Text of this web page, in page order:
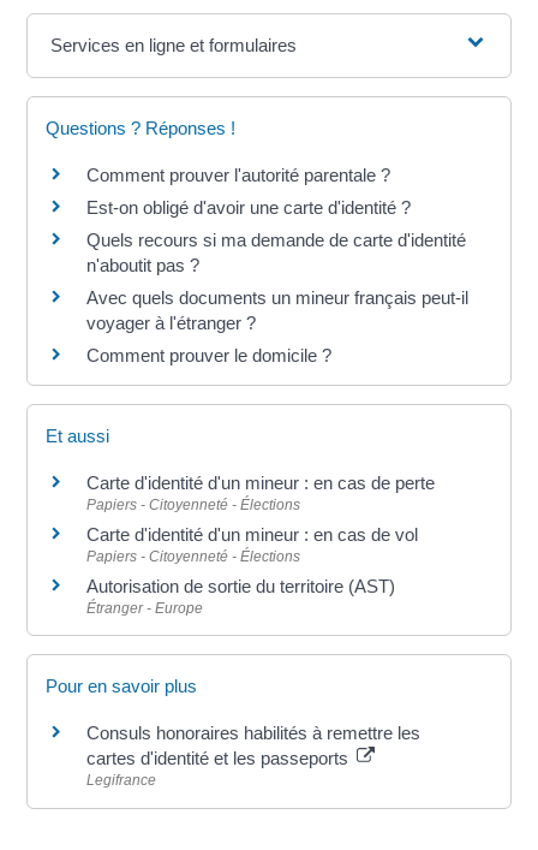
Services en ligne et formulaires
Questions ? Réponses !
Comment prouver l'autorité parentale ?
Est-on obligé d'avoir une carte d'identité ?
Quels recours si ma demande de carte d'identité
n'aboutit pas ?
Avec quels documents un mineur français peut-il
voyager à l'étranger ?
Comment prouver le domicile ?
Et aussi
Carte d'identité d'un mineur : en cas de perte
Papiers - Citoyenneté - Élections
Carte d'identité d'un mineur : en cas de vol
Papiers - Citoyenneté - Élections
Autorisation de sortie du territoire (AST)
Étranger - Europe
Pour en savoir plus
Consuls honoraires habilités à remettre les
cartes d'identité et les passeports
Legifrance